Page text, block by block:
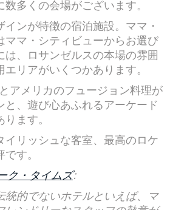
多くの会場がございます。
ンが特徴の宿泊施設。ママ・
ママ・シティビューからお選び
は、ロサンゼルスの本場の雰囲
リアがいくつかあります。
アメリカのフュージョン料理が
と、遊び心あふれるアーケード
ます。
イリッシュな客室、最高のロケ
す。
ク・タイムズ:
統的でないホテルといえば、マ